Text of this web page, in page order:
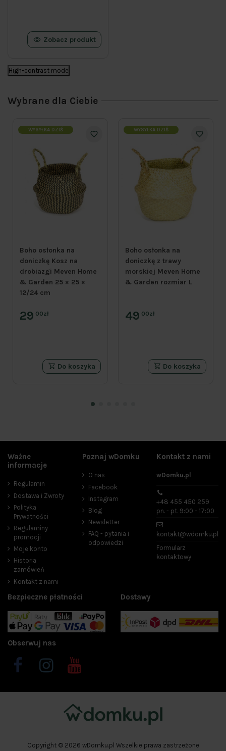
Zobacz produkt
High-contrast mode
Wybrane dla Ciebie
WYSYŁKA DZIŚ
Boho osłonka na
doniczkę Kosz na
drobiazgi Meven Home
& Garden 25 × 25 ×
12/24 cm
29 00zł
Do koszyka
WYSYŁKA DZIŚ
Boho osłonka na
doniczkę z trawy
morskiej Meven Home
& Garden rozmiar L
49 00zł
Do koszyka
Cena
Kolor
beżowy
czarny
szary
Materiał
sznurek
1
trawa morska
11
Bestsellery
Promocje
W magazynie 5
Ważne
informacje
Regulamin
Dostawa i Zwroty
Polityka
Prywatności
Regulaminy
promocji
Moje konto
Historia
zamówień
Kontakt z nami
Poznaj wDomku
O nas
Facebook
Instagram
Blog
Newsletter
FAQ - pytania i
odpowiedzi
Kontakt z nami
wDomku.pl
+48 455 450 259
pn. - pt. 9:00 - 17:00
kontakt@wdomku.pl
Formularz
kontaktowy
Bezpieczne płatności Dostawy
Obserwuj nas
Copyright © 2026 wDomku.pl Wszelkie prawa zastrzeżone